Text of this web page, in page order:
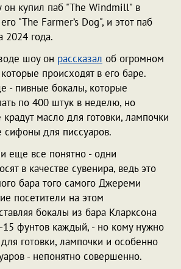
он купил паб "The Windmill" в
"The Farmer’s Dog", и этот паб
2024 года.
шоу он рассказал об огромном
происходят в его баре.
- пивные бокалы, которые
по 400 штук в неделю, но
масло для готовки, лампочки
сифоны для писсуаров.
еще все понятно - одни
в качестве сувенира, ведь это
бара того самого Джереми
посетители на этом
бокалы из бара Кларксона
фунтов каждый, - но кому нужно
готовки, лампочки и особенно
- непонятно совершенно.